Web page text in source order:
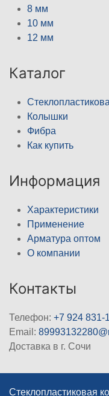
8 мм
10 мм
12 мм
Каталог
Колышки
Фибра
Как купить
Информация
Характеристики
Применение
Арматура оптом
О компании
Контакты
Телефон: +7 924 831-
Email:
Доставка в г. Сочи
Стеклопластиковая